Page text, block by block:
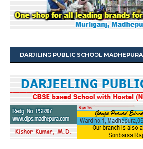
DARJILING PUBLIC SCHOOL MADHEPURA